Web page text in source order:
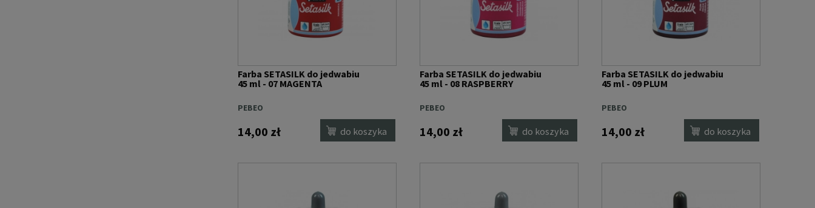
Farba SETASILK do jedwabiu
45 ml - 07 MAGENTA
PEBEO
14,00 zł do koszyka
Farba SETASILK do jedwabiu
45 ml - 08 RASPBERRY
PEBEO
14,00 zł do koszyka
Farba SETASILK do jedwabiu
45 ml - 09 PLUM
PEBEO
14,00 zł do koszyka